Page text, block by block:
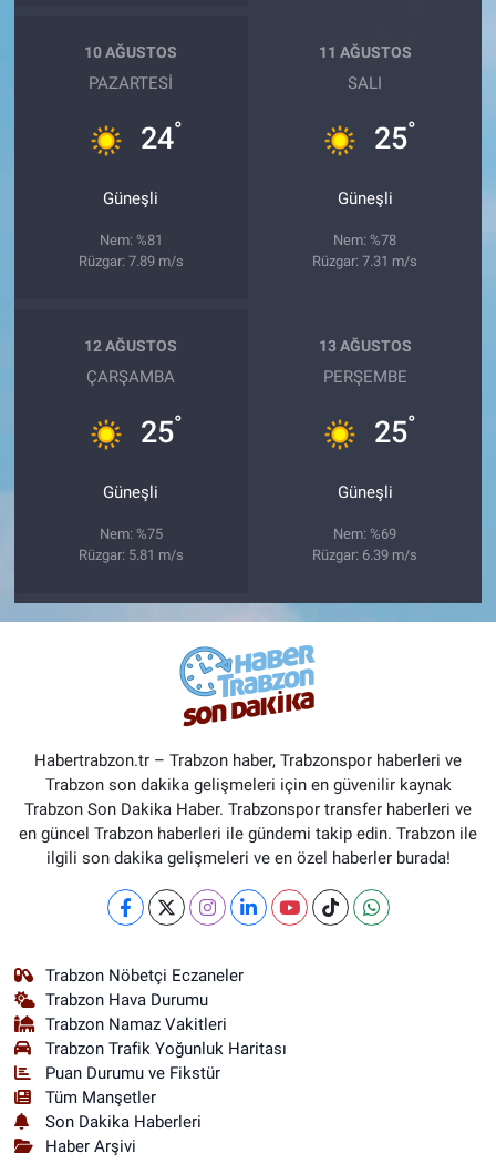
10 AĞUSTOS
PAZARTESI
24°
Güneşli
Nem: %81
Rüzgar: 7.89 m/s
11 AĞUSTOS
SALI
25°
Güneşli
Nem: %78
Rüzgar: 7.31 m/s
12 AĞUSTOS
ÇARŞAMBA
25°
Güneşli
Nem: %75
Rüzgar: 5.81 m/s
13 AĞUSTOS
PERŞEMBE
25°
Güneşli
Nem: %69
Rüzgar: 6.39 m/s
Habertrabzon.tr – Trabzon haber, Trabzonspor haberleri ve
Trabzon son dakika gelişmeleri için en güvenilir kaynak
Trabzon Son Dakika Haber. Trabzonspor transfer haberleri ve
en güncel Trabzon haberleri ile gündemi takip edin. Trabzon ile
ilgili son dakika gelişmeleri ve en özel haberler burada!
Trabzon Nöbetçi Eczaneler
Trabzon Hava Durumu
Trabzon Namaz Vakitleri
Trabzon Trafik Yoğunluk Haritası
Puan Durumu ve Fikstür
Tüm Manşetler
Son Dakika Haberleri
Haber Arşivi